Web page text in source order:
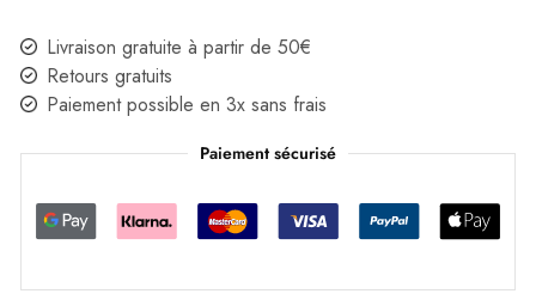
Livraison gratuite à partir de 50€
Retours gratuits
Paiement possible en 3x sans frais
Paiement sécurisé